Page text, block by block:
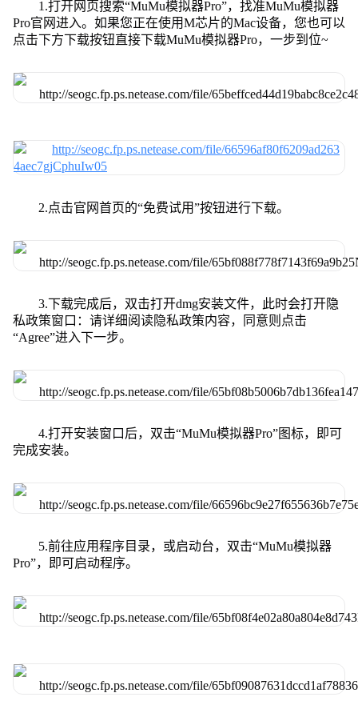
1.打开网页搜索“MuMu模拟器Pro”，找准MuMu模拟器
Pro官网进入。如果您正在使用M芯片的Mac设备，您也可以
点击下方下载按钮直接下载MuMu模拟器Pro，一步到位~
2.点击官网首页的“免费试用”按钮进行下载。
3.下载完成后，双击打开dmg安装文件，此时会打开隐
私政策窗口：请详细阅读隐私政策内容，同意则点击
“Agree”进入下一步。
4.打开安装窗口后，双击“MuMu模拟器Pro”图标，即可
完成安装。
5.前往应用程序目录，或启动台，双击“MuMu模拟器
Pro”，即可启动程序。